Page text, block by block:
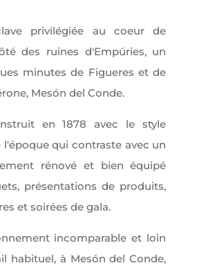
privilégiée au coeur de
des ruines d'Empúries, un
minutes de Figueres et de
Mesón del Conde.
en 1878 avec le style
qui contraste avec un
rénové et bien équipé
présentations de produits,
et soirées de gala.
incomparable et loin
habituel, à Mesón del Conde,